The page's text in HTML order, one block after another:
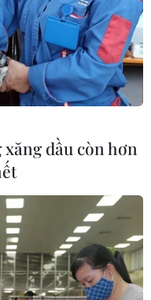
khi G7 nhất trí
dầu còn hơn